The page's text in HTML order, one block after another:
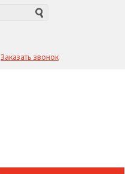
Заказать звонок